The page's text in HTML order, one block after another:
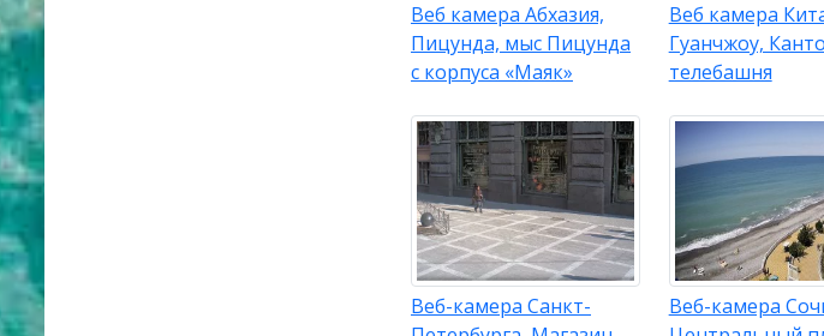
Веб камера Абхазия,
Пицунда, мыс Пицунда
с корпуса «Маяк»
Веб камера
Гуанчжоу,
телебашня
Веб-камера Санкт-
Веб-камера